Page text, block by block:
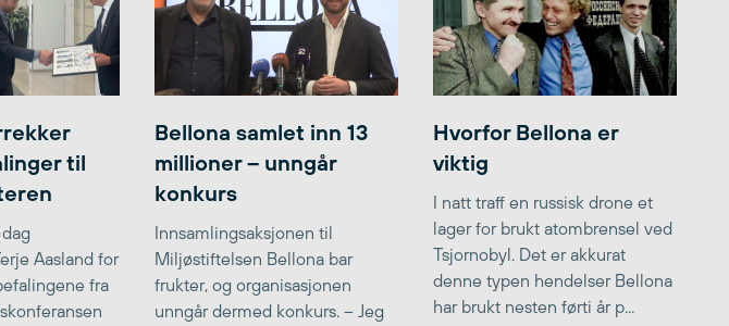
til
Aasland for
fra
Bellona samlet inn 13
millioner – unngår
konkurs
Innsamlingsaksjonen til
Miljøstiftelsen Bellona bar
frukter, og organisasjonen
unngår dermed konkurs. – Jeg
Hvorfor Bellona er
viktig
I natt traff en russisk drone et
lager for brukt atombrensel ved
Tsjornobyl. Det er akkurat
denne typen hendelser Bellona
har brukt nesten førti år p...